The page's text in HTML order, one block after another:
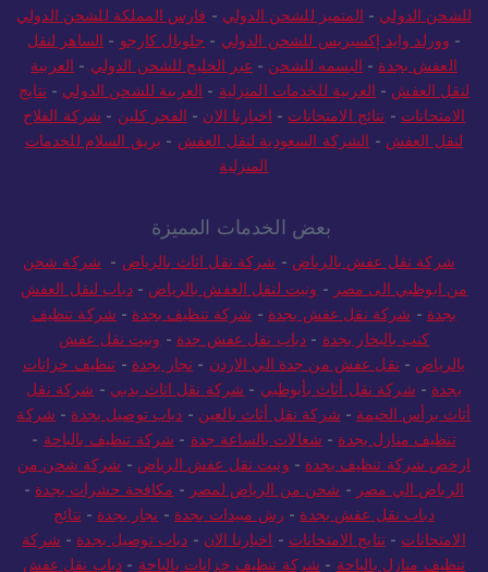
حول العالم للشحن الدولي-دليل شركات الشحن الدولي -نجمة جدة
للشحن الدولي -المتميز للشحن الدولي - فارس المملكة للشحن الدولي
-وورلد وايد إكسبريس للشحن الدولي-جلوبال كارجو-الساهر لنقل
العفش بجدة -البسمه للشحن -عبر الخليج للشحن الدولي -العربية
لنقل العفش-العربية للخدمات المنزلية- العربية للشحن الدولي -نتايج
الامتحانات- نتائج الامتحانات- اخبارنا الان-الفجر كلين-شركة الفلاح
الشركة السعودية لنقل العفش
بعض الخدمات المميزة
شركة نقل عفش بالرياض -شركة نقل اثاث بالرياض -
شركة شحن
من ابوظبي الى مصر-ونيت لنقل العفش بالرياض- دباب لنقل العفش
بجدة- شركة نقل عفش بجدة- شركة تنظيف بجدة-شركة تنظيف
كنب بالبخار بجدة - دباب نقل عفش جدة- ونيت نقل عفش
بالرياض -نقل عفش من جدة الي الاردن-نجار بجدة-
تنظيف خزانات
بجدة-شركة نقل أثاث بأبوظبي-شركة نقل اثاث بدبي -شركة نقل
أثاث برأس الخيمة-شركة نقل أثاث بالعين-دباب توصيل بجدة-شركة
تنظيف منازل بجدة -شغالات بالساعة جدة - شركة تنظيف بالباحة -
ارخص شركة تنظيف بجدة -ونيت نقل عفش الرياض- شركة شحن من
الرياض الي مصر- شحن من الرياض لمصر- مكافحة حشرات بجدة
دباب نقل عفش بجدة- رش مبيدات بجدة- نجار بجدة-نتائج
الامتحانات- نتايج الامتحانات-اخبارنا الان-دباب توصيل بجدة-
شركة